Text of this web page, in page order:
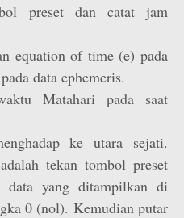
preset dan catat jam
equation of time (e) pada
data ephemeris.
Matahari pada saat
ke utara sejati.
tekan tombol preset
data yang ditampilkan di
0 (nol). Kemudian putar